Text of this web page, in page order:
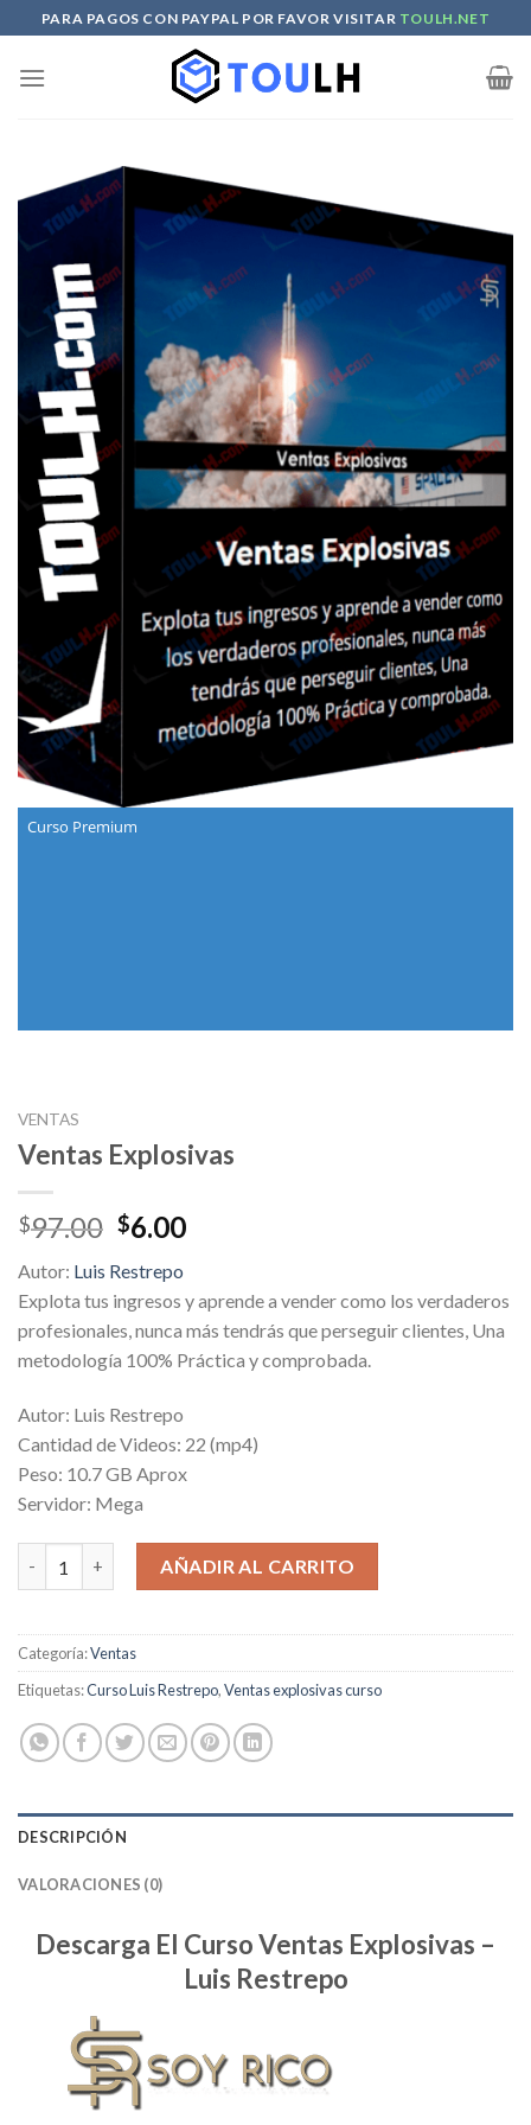
to
content
PARA PAGOS CON PAYPAL POR FAVOR VISITAR TOULH.NET
Curso Premium
VENTAS
Ventas Explosivas
$97.00 Original
was:
$97.00.
$6.00Current
$6.00.
Autor: Luis Restrepo
Explota tus ingresos y aprende a vender como los verdaderos
profesionales, nunca más tendrás que perseguir clientes, Una
metodología 100% Práctica y comprobada.
Autor: Luis Restrepo
Cantidad de Videos: 22 (mp4)
Peso: 10.7 GB Aprox
Servidor: Mega
Ventas Explosivas cantidadAÑADIR AL CARRITO
Categoría:Ventas
Etiquetas:Curso Luis Restrepo,Ventas explosivas curso
DESCRIPCIÓN
VALORACIONES (0)
Descarga El Curso Ventas Explosivas –
Luis Restrepo